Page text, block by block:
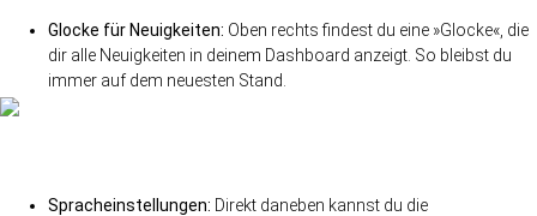
Glocke für Neuigkeiten: Oben rechts findest du eine »Glocke«, die
dir alle Neuigkeiten in deinem Dashboard anzeigt. So bleibst du
immer auf dem neuesten Stand.
Spracheinstellungen: Direkt daneben kannst du die